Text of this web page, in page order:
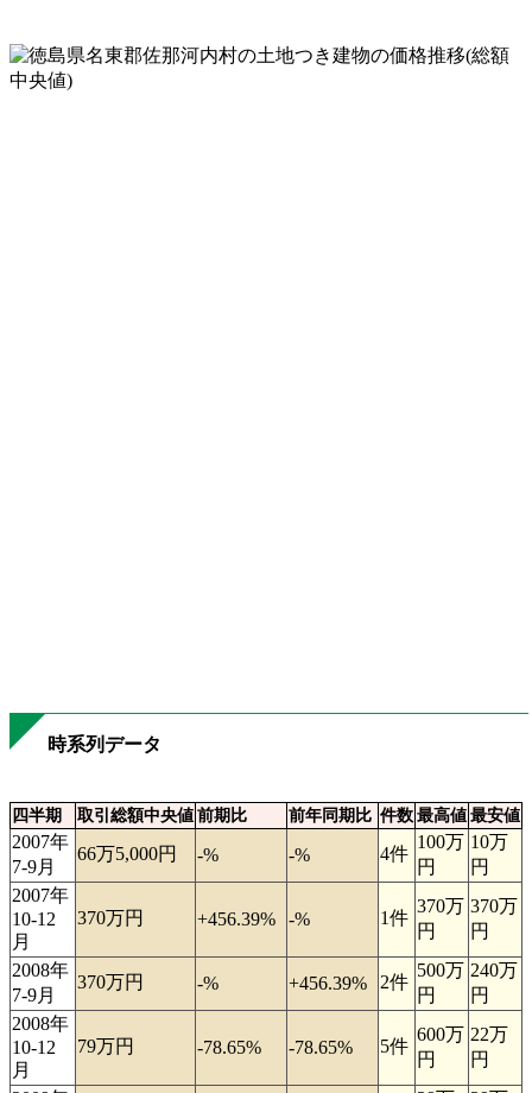
時系列データ
四半期 取引総額中央値前期比 前年同期比 件数最高値最安値
2007年
7-9月
66万5,000円 -% -% 4件
100万
円
10万
円
2007年
10-12
月
370万円 +456.39% -% 1件
370万
円
370万
円
2008年
7-9月
370万円 -% +456.39% 2件
500万
円
240万
円
2008年
10-12
月
79万円 -78.65% -78.65% 5件
600万
円
22万
円